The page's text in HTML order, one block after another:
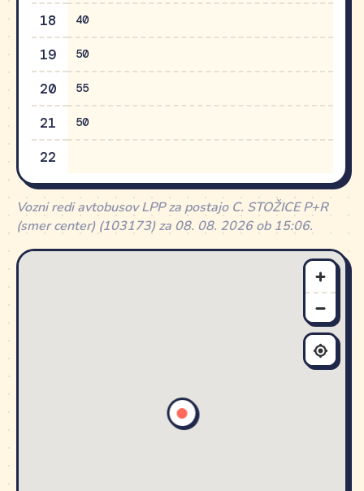
18 40
19 50
20 55
21 50
22
Vozni redi avtobusov LPP za postajo C. STOŽICE P+R
(smer center) (103173) za 08. 08. 2026 ob 15:06.